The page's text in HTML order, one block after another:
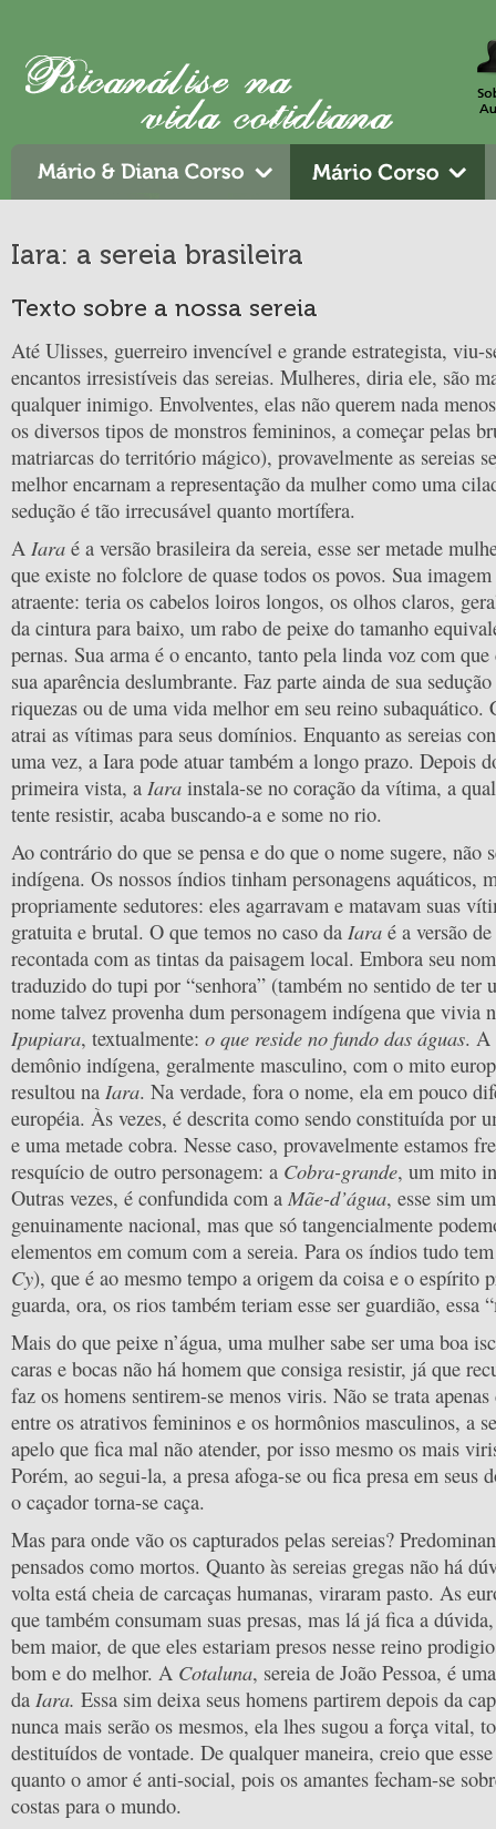
Iara: a sereia brasileira
Texto sobre a nossa sereia
Até Ulisses, guerreiro invencível e grande estrategista, viu-
encantos irresistíveis das sereias. Mulheres, diria ele, são
qualquer inimigo. Envolventes, elas não querem nada
os diversos tipos de monstros femininos, a começar pelas
matriarcas do território mágico), provavelmente as sereias
melhor encarnam a representação da mulher como uma
sedução é tão irrecusável quanto mortífera.
A Iara é a versão brasileira da sereia, esse ser metade
que existe no folclore de quase todos os povos. Sua
atraente: teria os cabelos loiros longos, os olhos claros,
da cintura para baixo, um rabo de peixe do tamanho
pernas. Sua arma é o encanto, tanto pela linda voz com
sua aparência deslumbrante. Faz parte ainda de sua
riquezas ou de uma vida melhor em seu reino subaquático.
atrai as vítimas para seus domínios. Enquanto as sereias
uma vez, a Iara pode atuar também a longo prazo. Depois
primeira vista, a Iara instala-se no coração da vítima, a
tente resistir, acaba buscando-a e some no rio.
Ao contrário do que se pensa e do que o nome sugere, não
indígena. Os nossos índios tinham personagens aquáticos,
propriamente sedutores: eles agarravam e matavam suas
gratuita e brutal. O que temos no caso da Iara é a versão
recontada com as tintas da paisagem local. Embora seu
traduzido do tupi por “senhora” (também no sentido de ter
nome talvez provenha dum personagem indígena que vivia
Ipupiara, textualmente: o que reside no fundo das águas. A
demônio indígena, geralmente masculino, com o mito
resultou na Iara. Na verdade, fora o nome, ela em pouco
européia. Às vezes, é descrita como sendo constituída por
e uma metade cobra. Nesse caso, provavelmente estamos
resquício de outro personagem: a Cobra-grande, um mito
Outras vezes, é confundida com a Mãe-d’água, esse sim
genuinamente nacional, mas que só tangencialmente
elementos em comum com a sereia. Para os índios tudo
Cy), que é ao mesmo tempo a origem da coisa e o espírito
guarda, ora, os rios também teriam esse ser guardião, essa
Mais do que peixe n’água, uma mulher sabe ser uma boa
caras e bocas não há homem que consiga resistir, já que
faz os homens sentirem-se menos viris. Não se trata
entre os atrativos femininos e os hormônios masculinos, a
apelo que fica mal não atender, por isso mesmo os mais
Porém, ao segui-la, a presa afoga-se ou fica presa em seus
o caçador torna-se caça.
Mas para onde vão os capturados pelas sereias?
pensados como mortos. Quanto às sereias gregas não há
volta está cheia de carcaças humanas, viraram pasto. As
que também consumam suas presas, mas lá já fica a
bem maior, de que eles estariam presos nesse reino
bom e do melhor. A Cotaluna, sereia de João Pessoa, é
da Iara. Essa sim deixa seus homens partirem depois da
nunca mais serão os mesmos, ela lhes sugou a força vital,
destituídos de vontade. De qualquer maneira, creio que
quanto o amor é anti-social, pois os amantes fecham-se
costas para o mundo.